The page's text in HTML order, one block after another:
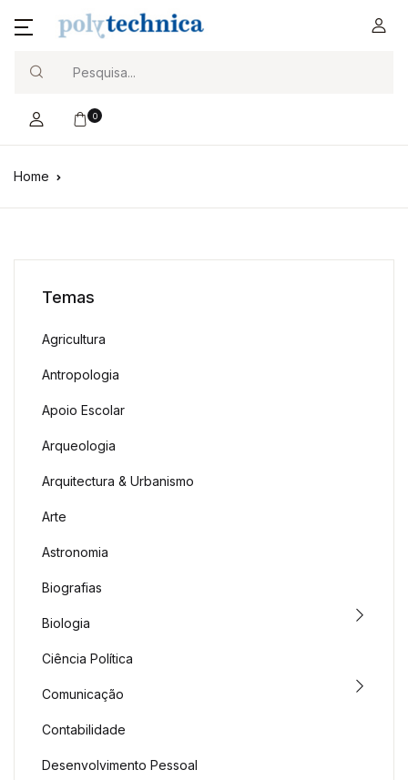
0
Home
Temas
Agricultura
Antropologia
Apoio Escolar
Arqueologia
Arquitectura & Urbanismo
Arte
Astronomia
Biografias
Biologia
Ciência Política
Comunicação
Contabilidade
Desenvolvimento Pessoal